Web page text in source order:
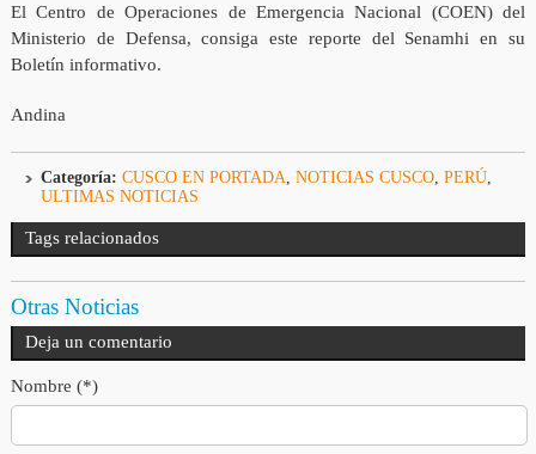
El Centro de Operaciones de Emergencia Nacional (COEN) del
Ministerio de Defensa, consiga este reporte del Senamhi en su
Boletín informativo.
Andina
Categoría: CUSCO EN PORTADA NOTICIAS CUSCO, PERÚ,
ULTIMAS NOTICIAS
Tags relacionados
Otras Noticias
Deja un comentario
Nombre (*)